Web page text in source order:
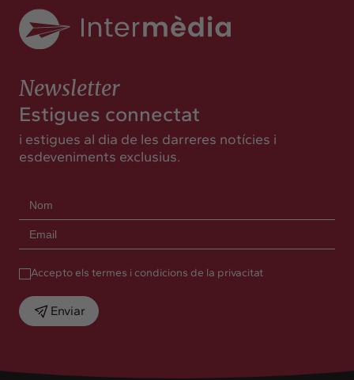
Newsletter
Estigues connectat
i estigues al dia de les darreres notícies i
esdeveniments exclusius.
Accepto els termes i condicions de la privacitat
Enviar